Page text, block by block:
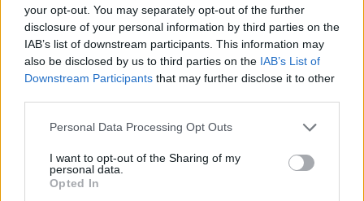
your opt-out. You may separately opt-out of the further
disclosure of your personal information by third parties on the
IAB’s list of downstream participants. This information may
also be disclosed by us to third parties on the IAB’s List of
Downstream Participants that may further disclose it to other
Please note that this website/app uses one or more Google
not limited to your visit or usage behaviour. You may click to
grant or deny consent to Google and its third-party tags to
use your data for below specified purposes in below Google
Personal Data Processing Opt Outs
I want to opt-out of the Sharing of my
personal data.
Opted In
L’Agenda 2030 rappresenta unimpegno globale
per un futuro più sostenibile e inclusivo. Ogni
individuo ha un ruolo importante da svolgere nel